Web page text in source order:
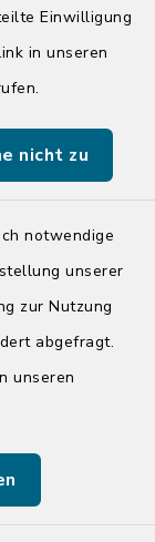
Einwilligung
in unseren
nicht zu
notwendige
unserer
zur Nutzung
abgefragt.
unseren